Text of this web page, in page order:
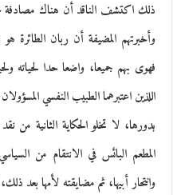
ذلك اكتشف الناقد أن هناك مصادفة
وأخبرتهم المضيفة أن ربان الطائرة
فهوى بهم جميعا، واضعا حدا لحياته
اللذين اعتبرهما الطبيب النفسي
بدورها، لا تخلو الحكاية الثانية من
المطعم البائس في الانتقام من
وانتحار أبيها، ثم مضايقته لأمها بعد